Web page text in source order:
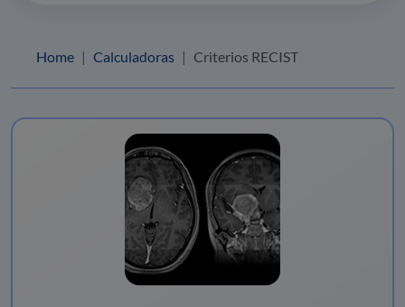
Home Calculadoras Criterios RECIST